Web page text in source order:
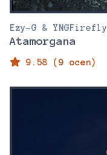
Ezy-G & YNGFirefly
Atamorgana
9.58 (9 ocen)